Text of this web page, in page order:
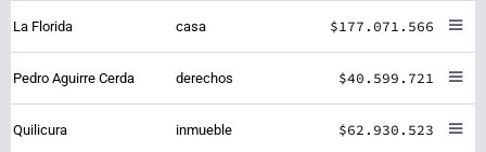
La Florida casa $177.071.566
Pedro Aguirre Cerda derechos $40.599.721
Quilicura inmueble $62.930.523